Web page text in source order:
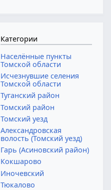
Категории
Населённые пункты
Томской области
Исчезнувшие селения
Томской области
Туганский район
Томский район
Томский уезд
Александровская
волость (Томский уезд)
Гарь (Асиновский район)
Кокшарово
Иночевский
Тюкалово